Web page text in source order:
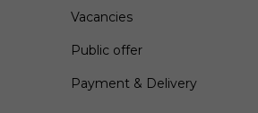
Vacancies
Public offer
Payment & Delivery